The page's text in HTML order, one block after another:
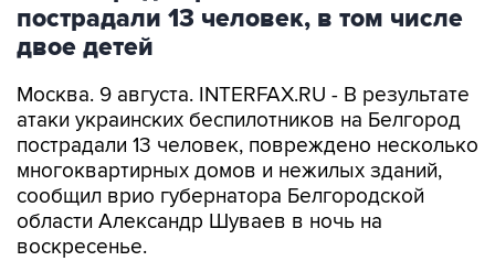
пострадали 13 человек, в том числе
двое детей
Москва. 9 августа. INTERFAX.RU - В результате
атаки украинских беспилотников на Белгород
пострадали 13 человек, повреждено несколько
многоквартирных домов и нежилых зданий,
сообщил врио губернатора Белгородской
области Александр Шуваев в ночь на
воскресенье.